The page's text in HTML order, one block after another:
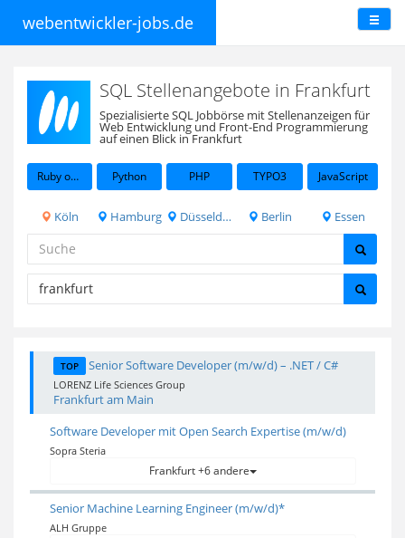
webentwickler-jobs.de
SQL Stellenangebote in Frankfurt
Spezialisierte SQL Jobbörse mit Stellenanzeigen für
Web Entwicklung und Front-End Programmierung
auf einen Blick in Frankfurt
Ruby on Rails Python PHP TYPO3 JavaScript
Köln Hamburg Düsseldorf Berlin Essen
TOP Senior Software Developer (m/w/d) – .NET / C#
LORENZ Life Sciences Group
Frankfurt am Main
Software Developer mit Open Search Expertise (m/w/d)
Sopra Steria
Frankfurt +6 andere
Senior Machine Learning Engineer (m/w/d)*
ALH Gruppe